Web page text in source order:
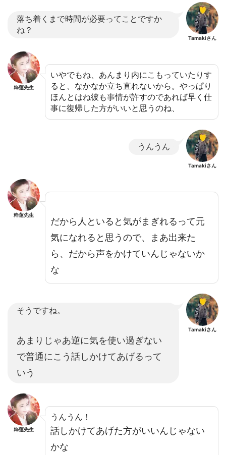
落ち着くまで時間が必要ってことですか
ね？
Tamakiさん
粋蓮先生
いやでもね、あんまり内にこもっていたりす
ると、なかなか立ち直れないから。やっぱり
ほんとはね彼も事情が許すのであれば早く仕
事に復帰した方がいいと思うのね、
うんうん
Tamakiさん
粋蓮先生
だから人といると気がまぎれるって元
気になれると思うので、まあ出来た
ら、だから声をかけていんじゃないか
な
そうですね。
あまりじゃあ逆に気を使い過ぎない
で普通にこう話しかけてあげるって
いう
Tamakiさん
粋蓮先生
うんうん！
話しかけてあげた方がいいんじゃない
かな